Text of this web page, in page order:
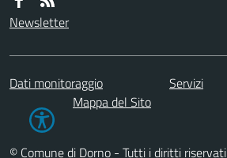
Newsletter
Dati monitoraggio Servizi
Mappa del Sito
© Comune di Dorno - Tutti i diritti riservati